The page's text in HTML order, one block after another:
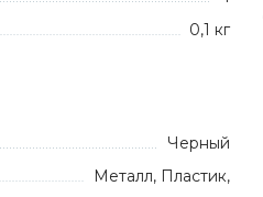
0,1 кг
Черный
Металл, Пластик,